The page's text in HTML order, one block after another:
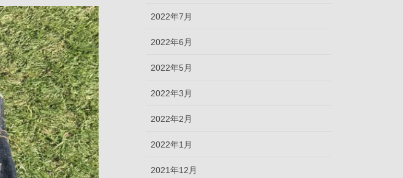
2022年7月
2022年6月
2022年5月
2022年3月
2022年2月
2022年1月
2021年12月